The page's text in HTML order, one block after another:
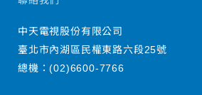
中天電視股份有限公司
臺北市內湖區民權東路六段25號
總機：(02)6600-7766